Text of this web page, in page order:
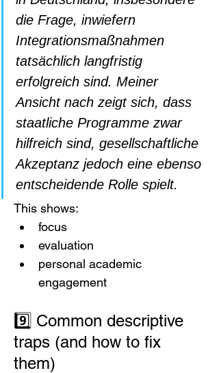
die Frage, inwiefern
Integrationsmaßnahmen
tatsächlich langfristig
erfolgreich sind. Meiner
Ansicht nach zeigt sich, dass
staatliche Programme zwar
hilfreich sind, gesellschaftliche
Akzeptanz jedoch eine ebenso
entscheidende Rolle spielt.
This shows:
focus
evaluation
personal academic
engagement
9️⃣ Common descriptive
traps (and how to fix
them)